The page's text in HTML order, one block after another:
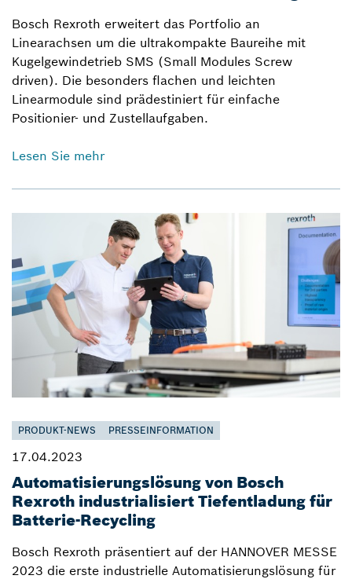
Bosch Rexroth erweitert das Portfolio an
Linearachsen um die ultrakompakte Baureihe mit
Kugelgewindetrieb SMS (Small Modules Screw
driven). Die besonders flachen und leichten
Linearmodule sind prädestiniert für einfache
Positionier- und Zustellaufgaben.
Lesen Sie mehr
PRODUKT-NEWS PRESSEINFORMATION
17.04.2023
Automatisierungslösung von Bosch
Rexroth industrialisiert Tiefentladung für
Batterie-Recycling
Bosch Rexroth präsentiert auf der HANNOVER MESSE
2023 die erste industrielle Automatisierungslösung für